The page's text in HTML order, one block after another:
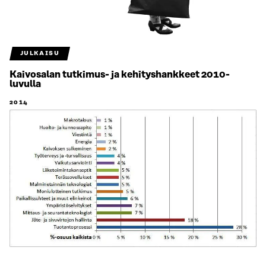
JULKAISU
Kaivosalan tutkimus- ja kehityshankkeet 2010-
luvulla
2014